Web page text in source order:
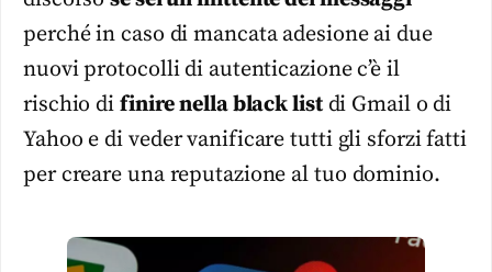
perché in caso di mancata adesione ai due
nuovi protocolli di autenticazione c’è il
rischio di finire nella black listdi Gmail o di
Yahoo e di veder vanificare tutti gli sforzi fatti
per creare una reputazione al tuo dominio.